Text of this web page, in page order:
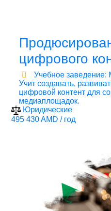
цифрового
Учебное
Учит создавать,
цифровой контент для
медиаплощадок.
Юридические
495 430 AMD / год